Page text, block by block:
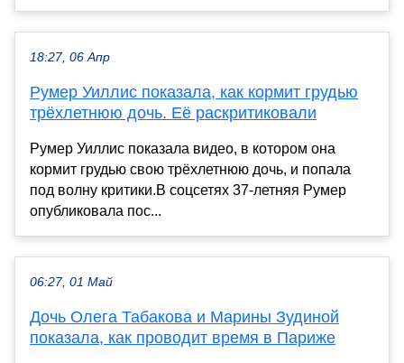
18:27, 06 Апр
Румер Уиллис показала, как кормит грудью
трёхлетнюю дочь. Её раскритиковали
Румер Уиллис показала видео, в котором она
кормит грудью свою трёхлетнюю дочь, и попала
под волну критики.В соцсетях 37-летняя Румер
опубликовала пос...
06:27, 01 Май
Дочь Олега Табакова и Марины Зудиной
показала, как проводит время в Париже